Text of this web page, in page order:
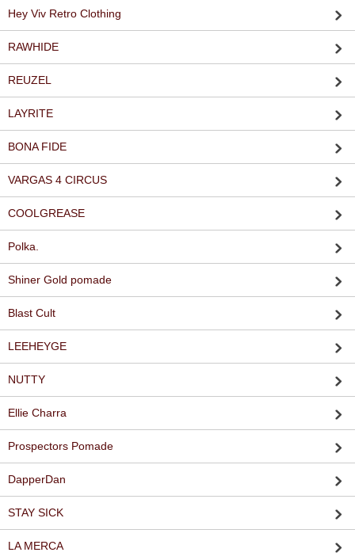
Hey Viv Retro Clothing
RAWHIDE
REUZEL
LAYRITE
BONA FIDE
VARGAS 4 CIRCUS
COOLGREASE
Polka.
Shiner Gold pomade
Blast Cult
LEEHEYGE
NUTTY
Ellie Charra
Prospectors Pomade
DapperDan
STAY SICK
LA MERCA